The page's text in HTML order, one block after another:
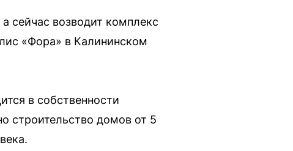
сейчас возводит комплекс
«Фора» в Калининском
в собственности
строительство домов от 5